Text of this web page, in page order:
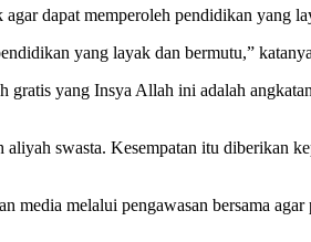
dapat memperoleh pendidikan yang
yang layak dan bermutu,”
gratis yang Insya Allah ini adalah
swasta. Kesempatan itu diberikan
media melalui pengawasan bersama agar